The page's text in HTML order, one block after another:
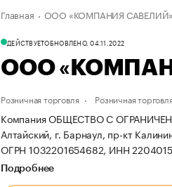
Главная ООО «КОМПАНИЯ САВЕЛИЙ»
ДЕЙСТВУЕТОБНОВЛЕНО, 04.11.2022
ООО
Розничная торговля Розничная
Компания ОБЩЕСТВО С
Алтайский, г. Барнаул, пр-кт
ОГРН 1032201654682, ИНН
Подробнее